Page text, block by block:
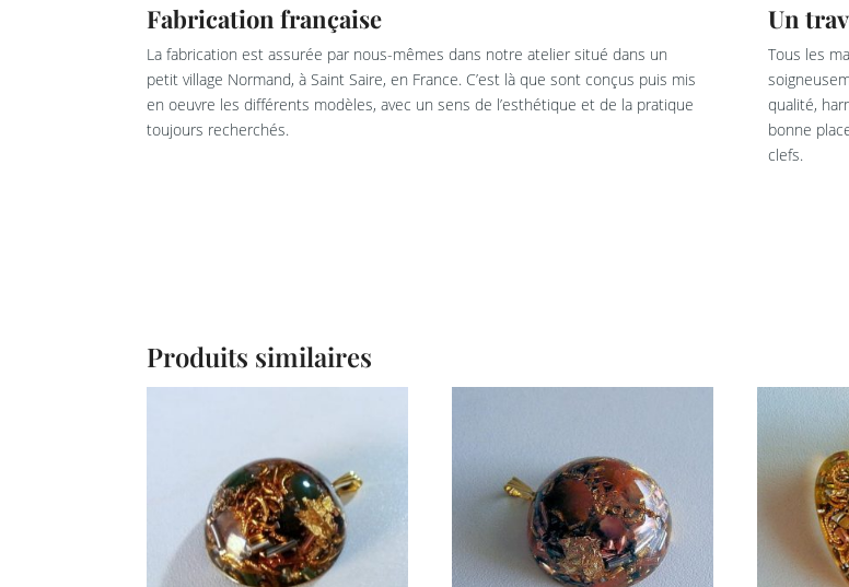
Fabrication française
La fabrication est assurée par nous-mêmes dans notre atelier situé dans un
petit village Normand, à Saint Saire, en France. C’est là que sont conçus puis mis
en oeuvre les différents modèles, avec un sens de l’esthétique et de la pratique
toujours recherchés.
Un
Tous les
qualité,
bonne
clefs.
Produits similaires